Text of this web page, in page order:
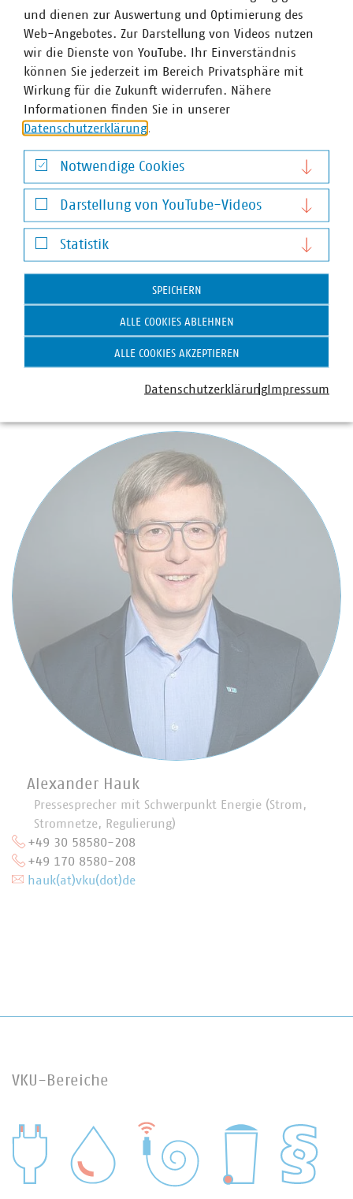
Im Endkundensegment haben die VKU-
Mitgliedsunternehmen signifikante Marktanteile in
zentralen Ver- und Entsorgungsbereichen: Strom 66
Prozent, Gas 60 Prozent, Wärme 88 Prozent, Trinkwasser
89 Prozent, Abwasser 45 Prozent. Die kommunale
Abfallwirtschaft entsorgt jeden Tag 31.500 Tonnen Abfall
und hat seit 1990 rund 78 Prozent ihrer CO2-Emissionen
Klimaschutzes. Immer mehr Mitgliedsunternehmen
investieren pro Jahr über 822 Millionen Euro. Künftig
wollen 80 Prozent der kommunalen Unternehmen den
Mobilfunkunternehmen Anschlüsse für Antennen an ihr
Zahlen Daten Fakten 202
Wir halten Deutschland am Laufen – denn nichts
geschieht, wenn es nicht vor Ort passiert: Unser Beitrag
Alexander Hauk
Pressesprecher mit Schwerpunkt Energie (Strom,
Stromnetze, Regulierung)
+49 30 58580-208
+49 170 8580-208
hauk(at)vku(dot)de
VKU-Bereiche
WASSER/ABWASSER
und dienen zur Auswertung und Optimierung des
Web-Angebotes. Zur Darstellung von Videos nutzen
wir die Dienste von YouTube. Ihr Einverständnis
können Sie jederzeit im Bereich Privatsphäre mit
Wirkung für die Zukunft widerrufen. Nähere
Informationen finden Sie in unserer
Datenschutzerklärung
Notwendige Cookies
Notwendige Cookies
Darstellung von YouTube-Videos
Darstellung von YouTube-Videos
Statistik
Statistik
SPEICHERN
ALLE COOKIES ABLEHNEN
ALLE COOKIES AKZEPTIEREN
DatenschutzerklärungImpressum